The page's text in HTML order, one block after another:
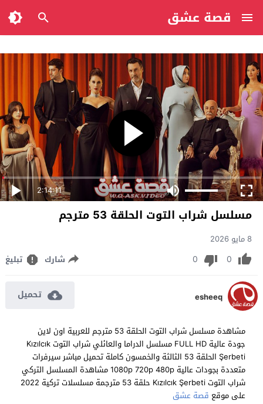
قصة عشق
2:14:11
مسلسل شراب التوت الحلقة 53 مترجم
8 مايو 2026
0
0 شارك تبليغ
esheeq تحميل
مشاهدة مسلسل شراب التوت الحلقة 53 مترجم للعربية اون لاين
جودة عالية FULL HD مسلسل الدراما والعائلي شراب التوت Kızılcık
Şerbeti الحلقة 53 الثالثة والخمسون كاملة تحميل مباشر سيرفرات
متعددة بجودات عالية 1080p 720p 480p مشاهدة المسلسل التركي
شراب التوت Kızılcık Şerbeti حلقة 53 مترجمة مسلسلات تركية 2022
على موقع قصة عشق